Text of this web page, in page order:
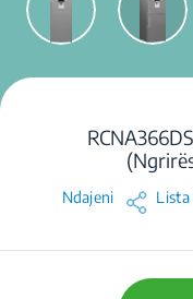
Ndajeni Lista